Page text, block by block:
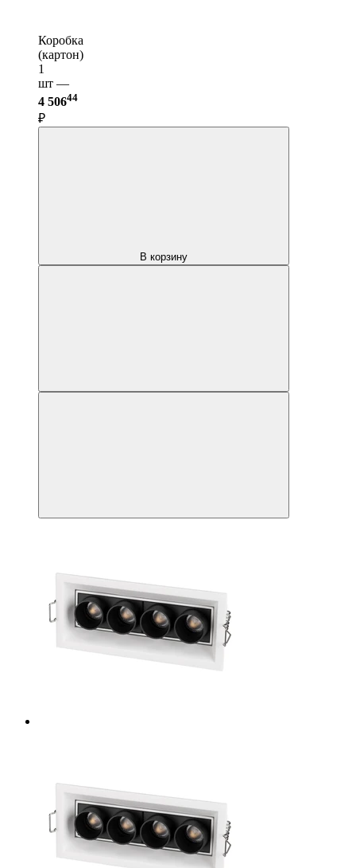
Коробка
(картон)
1
шт —
4 50644
₽
В корзину